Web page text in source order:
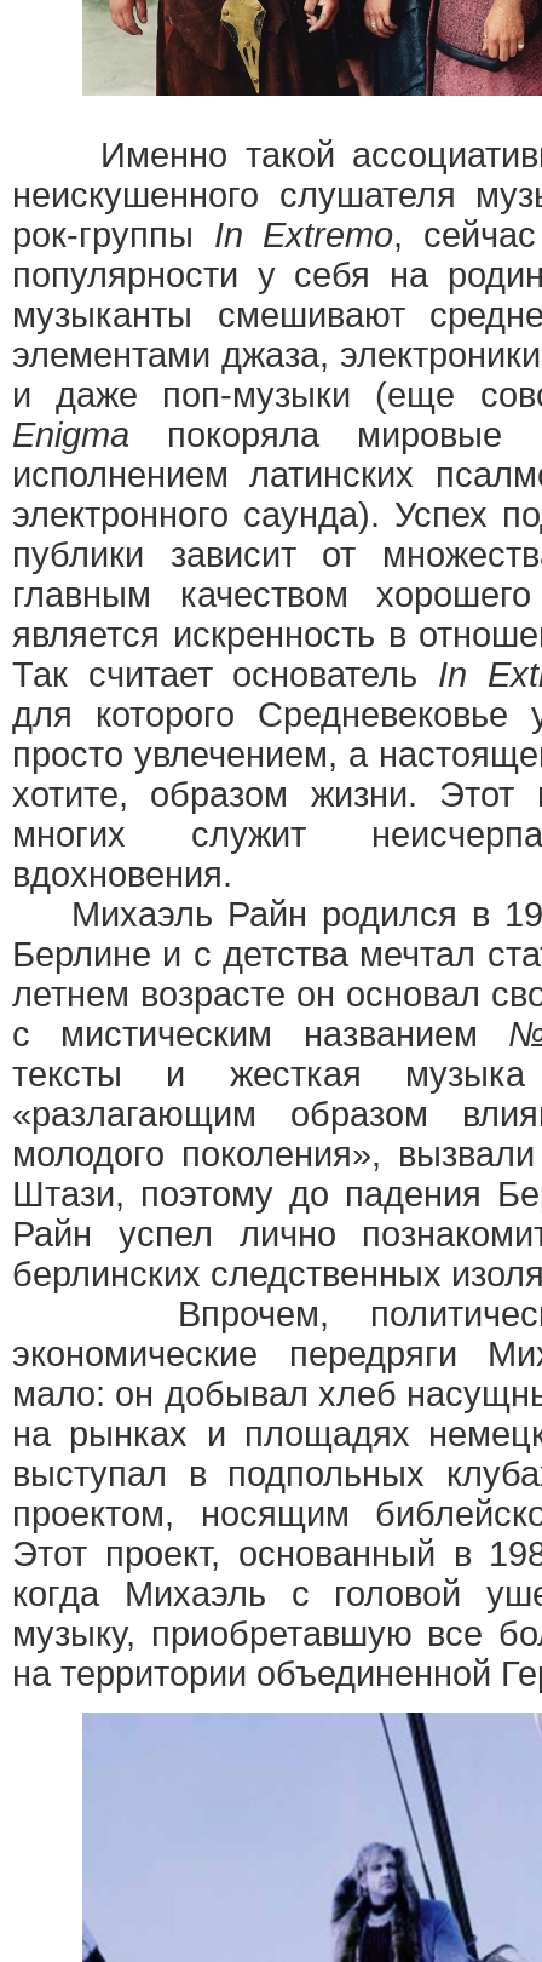
Именно такой
неискушенного слушателя
рок-группы In Extremo,
популярности у себя на
музыканты смешивают
элементами джаза,
и даже поп-музыки (еще
Enigma покоряла мировые
исполнением латинских
электронного саунда). Успех
публики зависит от
главным качеством
является искренность в
Так считает основатель In
для которого
просто увлечением, а
хотите, образом жизни. Этот
многих служит
вдохновения.
Михаэль Райн родился в
Берлине и с детства мечтал
летнем возрасте он основал
с мистическим названием
тексты и жесткая музыка
«разлагающим образом
молодого поколения»,
Штази, поэтому до падения
Райн успел лично
берлинских следственных
Впрочем,
экономические передряги
мало: он добывал хлеб
на рынках и площадях
выступал в подпольных
проектом, носящим
Этот проект, основанный в
когда Михаэль с головой
музыку, приобретавшую все
на территории объединенной